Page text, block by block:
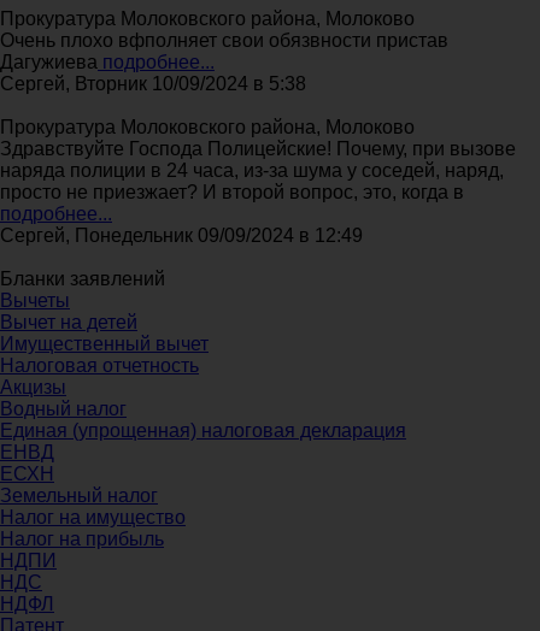
Прокуратура Молоковского района, Молоково
Очень плохо вфполняет свои обязвности пристав
Дагужиева подробнее...
Сергей, Вторник 10/09/2024 в 5:38
Прокуратура Молоковского района, Молоково
Здравствуйте Господа Полицейские! Почему, при вызове
наряда полиции в 24 часа, из-за шума у соседей, наряд,
просто не приезжает? И второй вопрос, это, когда в
подробнее...
Сергей, Понедельник 09/09/2024 в 12:49
Бланки заявлений
Вычеты
Вычет на детей
Имущественный вычет
Налоговая отчетность
Акцизы
Водный налог
Единая (упрощенная) налоговая декларация
ЕНВД
ЕСХН
Земельный налог
Налог на имущество
Налог на прибыль
НДПИ
НДС
НДФЛ
Патент